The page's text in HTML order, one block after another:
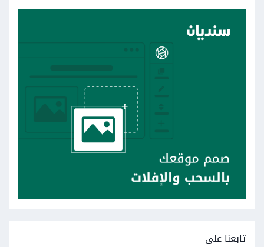
تابعنا على